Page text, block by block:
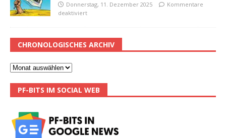
Donnerstag, 11. Dezember 2025
Kommentare
deaktiviert
CHRONOLOGISCHES ARCHIV
PF-BITS IM SOCIAL WEB